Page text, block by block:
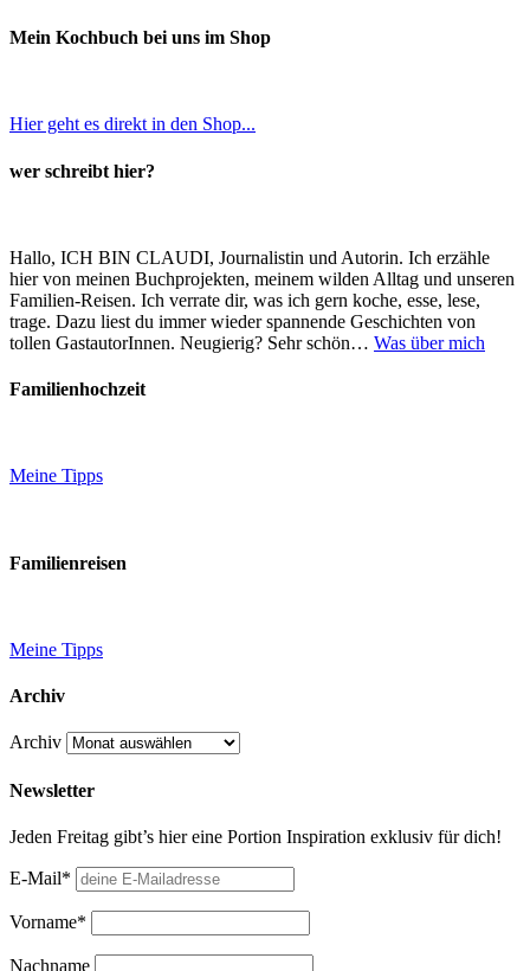
Mein Kochbuch bei uns im Shop
Hier geht es direkt in den Shop...
wer schreibt hier?
Hallo, ICH BIN CLAUDI, Journalistin und Autorin. Ich erzähle
hier von meinen Buchprojekten, meinem wilden Alltag und unseren
Familien-Reisen. Ich verrate dir, was ich gern koche, esse, lese,
trage. Dazu liest du immer wieder spannende Geschichten von
tollen GastautorInnen. Neugierig? Sehr schön… Was über mich
Familienhochzeit
Meine Tipps
Familienreisen
Meine Tipps
Archiv
Archiv
Newsletter
Jeden Freitag gibt’s hier eine Portion Inspiration exklusiv für dich!
E-Mail*
Vorname*
Nachname